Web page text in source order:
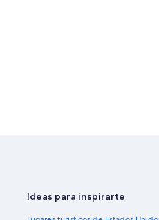
Ideas para inspirarte